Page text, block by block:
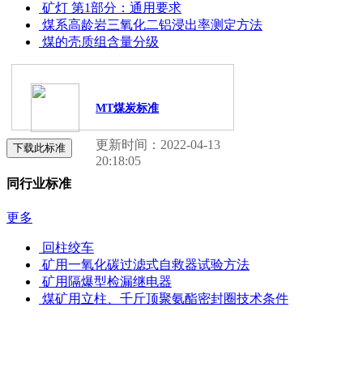
矿灯 第1部分：通用要求
煤系高龄岩三氧化二铝浸出率测定方法
煤的壳质组含量分级
MT煤炭标准
更新时间：2022-04-13
20:18:05
下载此标准
同行业标准
更多
回柱绞车
矿用一氧化碳过滤式自救器试验方法
矿用隔爆型检漏继电器
煤矿用立柱、千斤顶聚氨酯密封圈技术条件